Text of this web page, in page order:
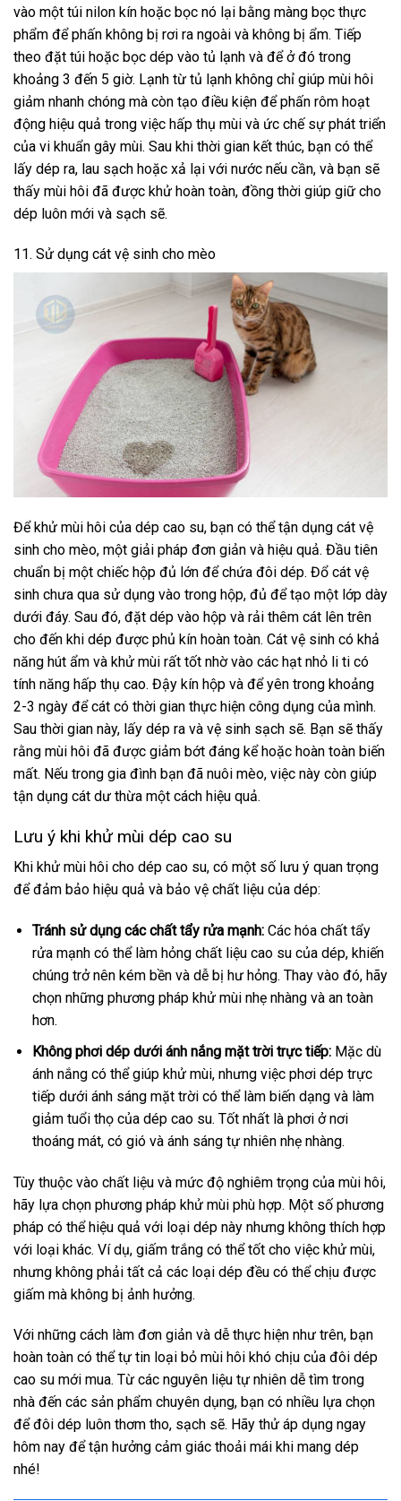
vào một túi nilon kín hoặc bọc nó lại bằng màng bọc thực
phẩm để phấn không bị rơi ra ngoài và không bị ẩm. Tiếp
theo đặt túi hoặc bọc dép vào tủ lạnh và để ở đó trong
khoảng 3 đến 5 giờ. Lạnh từ tủ lạnh không chỉ giúp mùi hôi
giảm nhanh chóng mà còn tạo điều kiện để phấn rôm hoạt
động hiệu quả trong việc hấp thụ mùi và ức chế sự phát triển
của vi khuẩn gây mùi. Sau khi thời gian kết thúc, bạn có thể
lấy dép ra, lau sạch hoặc xả lại với nước nếu cần, và bạn sẽ
thấy mùi hôi đã được khử hoàn toàn, đồng thời giúp giữ cho
dép luôn mới và sạch sẽ.
11. Sử dụng cát vệ sinh cho mèo
Để khử mùi hôi của dép cao su, bạn có thể tận dụng cát vệ
sinh cho mèo, một giải pháp đơn giản và hiệu quả. Đầu tiên
chuẩn bị một chiếc hộp đủ lớn để chứa đôi dép. Đổ cát vệ
sinh chưa qua sử dụng vào trong hộp, đủ để tạo một lớp dày
dưới đáy. Sau đó, đặt dép vào hộp và rải thêm cát lên trên
cho đến khi dép được phủ kín hoàn toàn. Cát vệ sinh có khả
năng hút ẩm và khử mùi rất tốt nhờ vào các hạt nhỏ li ti có
tính năng hấp thụ cao. Đậy kín hộp và để yên trong khoảng
2-3 ngày để cát có thời gian thực hiện công dụng của mình.
Sau thời gian này, lấy dép ra và vệ sinh sạch sẽ. Bạn sẽ thấy
rằng mùi hôi đã được giảm bớt đáng kể hoặc hoàn toàn biến
mất. Nếu trong gia đình bạn đã nuôi mèo, việc này còn giúp
tận dụng cát dư thừa một cách hiệu quả.
Lưu ý khi khử mùi dép cao su
Khi khử mùi hôi cho dép cao su, có một số lưu ý quan trọng
để đảm bảo hiệu quả và bảo vệ chất liệu của dép:
Tránh sử dụng các chất tẩy rửa mạnh:Các hóa chất tẩy
rửa mạnh có thể làm hỏng chất liệu cao su của dép, khiến
chúng trở nên kém bền và dễ bị hư hỏng. Thay vào đó, hãy
chọn những phương pháp khử mùi nhẹ nhàng và an toàn
hơn.
Không phơi dép dưới ánh nắng mặt trời trực tiếp:Mặc dù
ánh nắng có thể giúp khử mùi, nhưng việc phơi dép trực
tiếp dưới ánh sáng mặt trời có thể làm biến dạng và làm
giảm tuổi thọ của dép cao su. Tốt nhất là phơi ở nơi
thoáng mát, có gió và ánh sáng tự nhiên nhẹ nhàng.
Tùy thuộc vào chất liệu và mức độ nghiêm trọng của mùi hôi,
hãy lựa chọn phương pháp khử mùi phù hợp. Một số phương
pháp có thể hiệu quả với loại dép này nhưng không thích hợp
với loại khác. Ví dụ, giấm trắng có thể tốt cho việc khử mùi,
nhưng không phải tất cả các loại dép đều có thể chịu được
giấm mà không bị ảnh hưởng.
Với những cách làm đơn giản và dễ thực hiện như trên, bạn
hoàn toàn có thể tự tin loại bỏ mùi hôi khó chịu của đôi dép
cao su mới mua. Từ các nguyên liệu tự nhiên dễ tìm trong
nhà đến các sản phẩm chuyên dụng, bạn có nhiều lựa chọn
để đôi dép luôn thơm tho, sạch sẽ. Hãy thử áp dụng ngay
hôm nay để tận hưởng cảm giác thoải mái khi mang dép
nhé!